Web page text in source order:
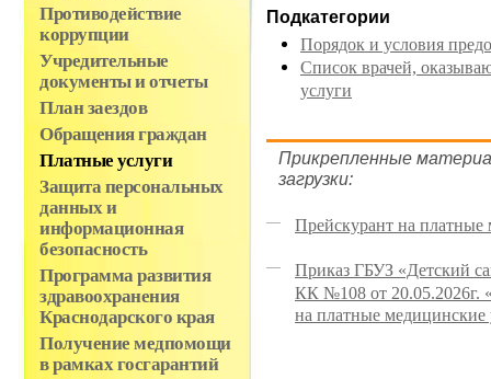
Противодействие
коррупции
Учредительные
документы и отчеты
План заездов
Обращения граждан
Платные услуги
Защита персональных
данных и
информационная
безопасность
Программа развития
здравоохранения
Краснодарского края
Получение медпомощи
в рамках госгарантий
Подкатегории
Порядок и условия
Список врачей,
услуги
Прикрепленные
загрузки:
Прейскурант на платные
Приказ ГБУЗ «Детский
КК №108 от 20.05.2026г.
на платные медицинские